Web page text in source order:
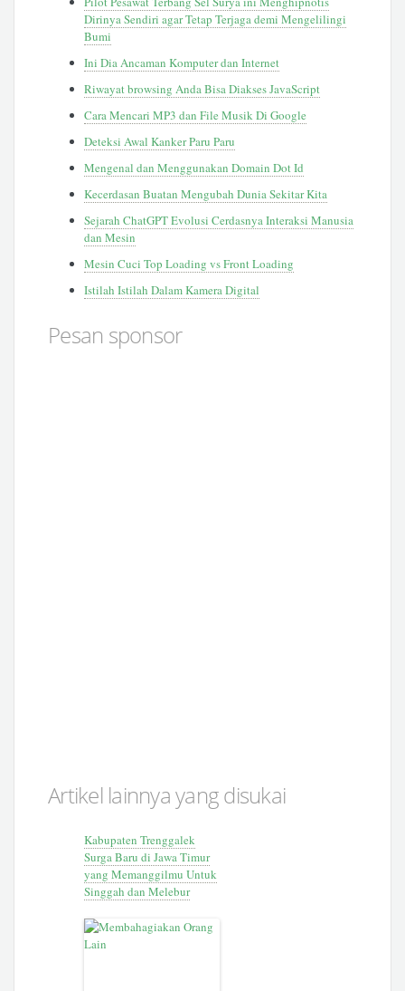
Dirinya Sendiri agar Tetap Terjaga demi Mengelilingi
Bumi
Ini Dia Ancaman Komputer dan Internet
Riwayat browsing Anda Bisa Diakses JavaScript
Cara Mencari MP3 dan File Musik Di Google
Deteksi Awal Kanker Paru Paru
Mengenal dan Menggunakan Domain Dot Id
Kecerdasan Buatan Mengubah Dunia Sekitar Kita
Sejarah ChatGPT Evolusi Cerdasnya Interaksi Manusia
dan Mesin
Mesin Cuci Top Loading vs Front Loading
Istilah Istilah Dalam Kamera Digital
Pesan sponsor
Artikel lainnya yang disukai
Kabupaten Trenggalek
Surga Baru di Jawa Timur
yang Memanggilmu Untuk
Singgah dan Melebur